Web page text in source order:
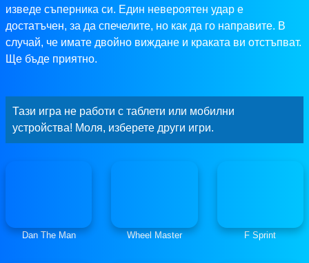
изведе съперника си. Един невероятен удар е
достатъчен, за да спечелите, но как да го направите. В
случай, че имате двойно виждане и краката ви отстъпват.
Ще бъде приятно.
Тази игра не работи с таблети или мобилни
устройства! Моля, изберете други игри.
Dan The Man Wheel Master F Sprint